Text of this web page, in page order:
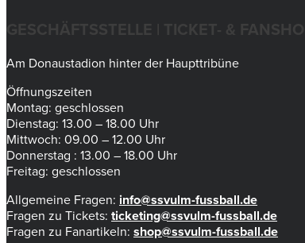
GESCHÄFTSSTELLE | TICKET- & FANSHOP
Am Donaustadion hinter der Haupttribüne
Öffnungszeiten
Montag: geschlossen
Dienstag: 13.00 – 18.00 Uhr
Mittwoch: 09.00 – 12.00 Uhr
Donnerstag : 13.00 – 18.00 Uhr
Freitag: geschlossen
Allgemeine Fragen: info@ssvulm-fussball.de
Fragen zu Tickets: ticketing@ssvulm-fussball.de
Fragen zu Fanartikeln: shop@ssvulm-fussball.de